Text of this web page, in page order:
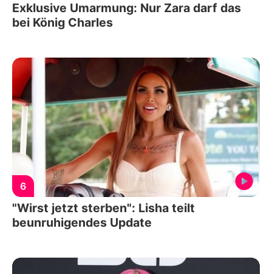
Exklusive Umarmung: Nur Zara darf das
bei König Charles
6
"Wirst jetzt sterben": Lisha teilt
beunruhigendes Update